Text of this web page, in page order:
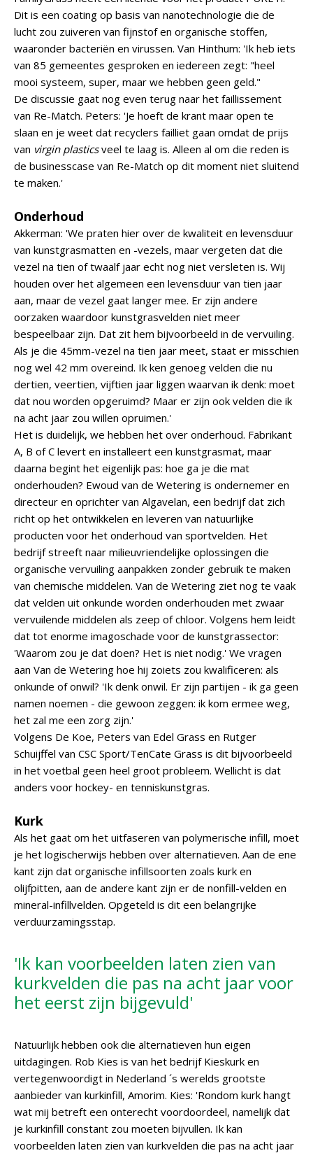
Dit is een coating op basis van nanotechnologie die de
lucht zou zuiveren van fijnstof en organische stoffen,
waaronder bacteriën en virussen. Van Hinthum: 'Ik heb iets
van 85 gemeentes gesproken en iedereen zegt: "heel
mooi systeem, super, maar we hebben geen geld."
De discussie gaat nog even terug naar het faillissement
van Re-Match. Peters: 'Je hoeft de krant maar open te
slaan en je weet dat recyclers failliet gaan omdat de prijs
van virgin plasticsveel te laag is. Alleen al om die reden is
de businesscase van Re-Match op dit moment niet sluitend
te maken.'
Onderhoud
Akkerman: 'We praten hier over de kwaliteit en levensduur
van kunstgrasmatten en -vezels, maar vergeten dat die
vezel na tien of twaalf jaar echt nog niet versleten is. Wij
houden over het algemeen een levensduur van tien jaar
aan, maar de vezel gaat langer mee. Er zijn andere
oorzaken waardoor kunstgrasvelden niet meer
bespeelbaar zijn. Dat zit hem bijvoorbeeld in de vervuiling.
Als je die 45mm-vezel na tien jaar meet, staat er misschien
nog wel 42 mm overeind. Ik ken genoeg velden die nu
dertien, veertien, vijftien jaar liggen waarvan ik denk: moet
dat nou worden opgeruimd? Maar er zijn ook velden die ik
na acht jaar zou willen opruimen.'
Het is duidelijk, we hebben het over onderhoud. Fabrikant
A, B of C levert en installeert een kunstgrasmat, maar
daarna begint het eigenlijk pas: hoe ga je die mat
onderhouden? Ewoud van de Wetering is ondernemer en
directeur en oprichter van Algavelan, een bedrijf dat zich
richt op het ontwikkelen en leveren van natuurlijke
producten voor het onderhoud van sportvelden. Het
bedrijf streeft naar milieuvriendelijke oplossingen die
organische vervuiling aanpakken zonder gebruik te maken
van chemische middelen. Van de Wetering ziet nog te vaak
dat velden uit onkunde worden onderhouden met zwaar
vervuilende middelen als zeep of chloor. Volgens hem leidt
dat tot enorme imagoschade voor de kunstgrassector:
'Waarom zou je dat doen? Het is niet nodig.' We vragen
aan Van de Wetering hoe hij zoiets zou kwalificeren: als
onkunde of onwil? 'Ik denk onwil. Er zijn partijen - ik ga geen
namen noemen - die gewoon zeggen: ik kom ermee weg,
het zal me een zorg zijn.'
Volgens De Koe, Peters van Edel Grass en Rutger
Schuijffel van CSC Sport/TenCate Grass is dit bijvoorbeeld
in het voetbal geen heel groot probleem. Wellicht is dat
anders voor hockey- en tenniskunstgras.
Kurk
Als het gaat om het uitfaseren van polymerische infill, moet
je het logischerwijs hebben over alternatieven. Aan de ene
kant zijn dat organische infillsoorten zoals kurk en
olijfpitten, aan de andere kant zijn er de nonfill-velden en
mineral-infillvelden. Opgeteld is dit een belangrijke
verduurzamingsstap.
'Ik kan voorbeelden laten zien van
kurkvelden die pas na acht jaar voor
het eerst zijn bijgevuld'
Natuurlijk hebben ook die alternatieven hun eigen
uitdagingen. Rob Kies is van het bedrijf Kieskurk en
vertegenwoordigt in Nederland ´s werelds grootste
aanbieder van kurkinfill, Amorim. Kies: 'Rondom kurk hangt
wat mij betreft een onterecht voordoordeel, namelijk dat
je kurkinfill constant zou moeten bijvullen. Ik kan
voorbeelden laten zien van kurkvelden die pas na acht jaar